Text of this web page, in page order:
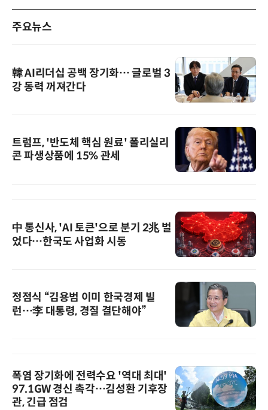
주요뉴스
韓 AI리더십 공백 장기화… 글로벌 3
강 동력 꺼져간다
트럼프, '반도체 핵심 원료' 폴리실리
콘 파생상품에 15% 관세
中 통신사, 'AI 토큰'으로 분기 2兆 벌
었다…한국도 사업화 시동
정점식 “김용범 이미 한국경제 빌
런…李 대통령, 경질 결단해야”
폭염 장기화에 전력수요 '역대 최대'
97.1GW 경신 촉각…김성환 기후장
관, 긴급 점검